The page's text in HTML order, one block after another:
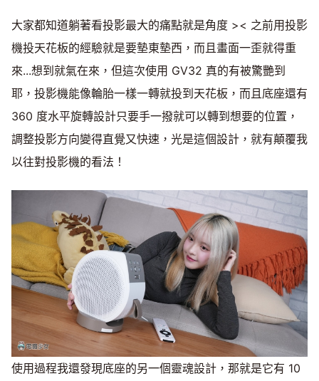
大家都知道躺著看投影最大的痛點就是角度 >< 之前用投影
機投天花板的經驗就是要墊東墊西，而且畫面一歪就得重
來...想到就氣在來，但這次使用 GV32 真的有被驚艷到
耶，投影機能像輪胎一樣一轉就投到天花板，而且底座還有
360 度水平旋轉設計只要手一撥就可以轉到想要的位置，
調整投影方向變得直覺又快速，光是這個設計，就有顛覆我
以往對投影機的看法！
使用過程我還發現底座的另一個靈魂設計，那就是它有 10